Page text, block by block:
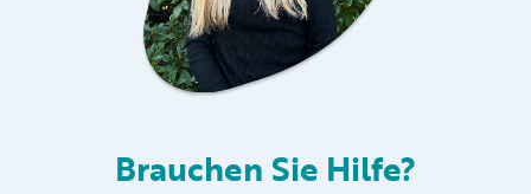
Brauchen Sie Hilfe?